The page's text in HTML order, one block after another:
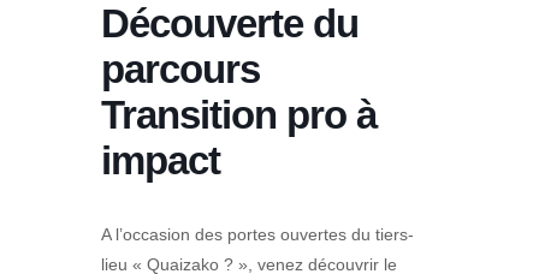
Découverte du
parcours
Transition pro à
impact
A l’occasion des portes ouvertes du tiers-
lieu « Quaizako ? », venez découvrir le